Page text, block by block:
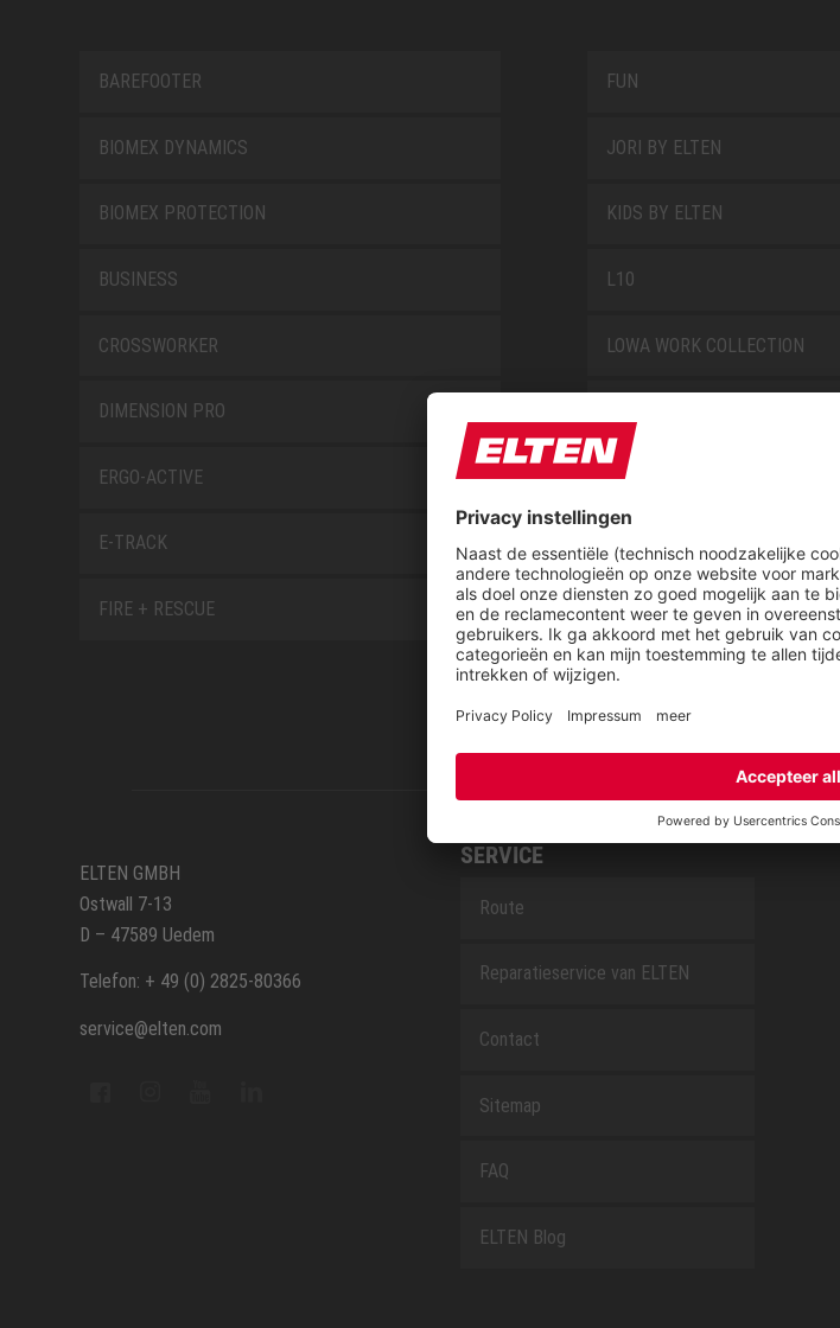
BAREFOOTER
BIOMEX DYNAMICS
BIOMEX PROTECTION
BUSINESS
CROSSWORKER
DIMENSION PRO
ERGO-ACTIVE
E-TRACK
FIRE + RESCUE
FUN
JORI BY ELTEN
KIDS BY ELTEN
L10
LOWA WORK COLLECTION
NEW CLASSICS
NOVA
RETRO
SAFEGUARD
ELTEN GMBH
Ostwall 7-13
D – 47589 Uedem
Telefon: + 49 (0) 2825-80366
service@elten.com
SERVICE
Route
Reparatieservice van ELTEN
Contact
Sitemap
FAQ
ELTEN Blog